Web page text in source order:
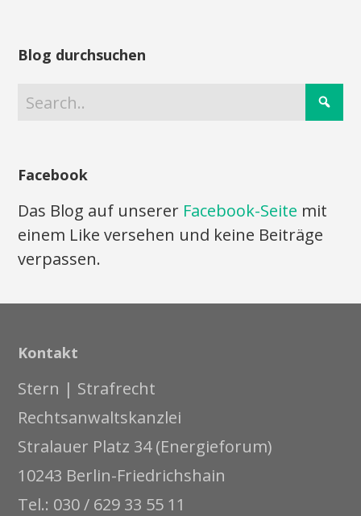
Blog durchsuchen
Facebook
Das Blog auf unserer Facebook-Seite mit
einem Like versehen und keine Beiträge
verpassen.
Kontakt
Stern | Strafrecht
Rechtsanwaltskanzlei
Stralauer Platz 34 (Energieforum)
10243 Berlin-Friedrichshain
Tel.: 030 / 629 33 55 11